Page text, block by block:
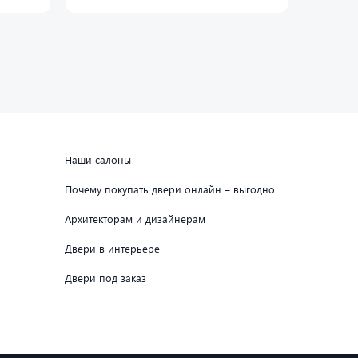
Наши салоны
Почему покупать двери онлайн – выгодно
Архитекторам и дизайнерам
Двери в интерьере
Двери под заказ